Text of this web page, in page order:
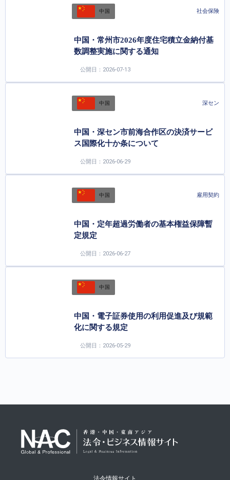
中国 社会保険
中国・常州市2026年度住宅積立金納付基
数調整実施に関する通知
公開日：2026-07-13
中国 深セン
中国・深セン市前海合作区の決済サービ
ス国際化十か条について
公開日：2026-06-29
中国 雇用契約
中国・定年超過労働者の基本権益保障暫
定規定
公開日：2026-06-27
中国
中国・電子証券使用の利用促進及び規範
化に関する規定
公開日：2026-05-29
法令情報サイト